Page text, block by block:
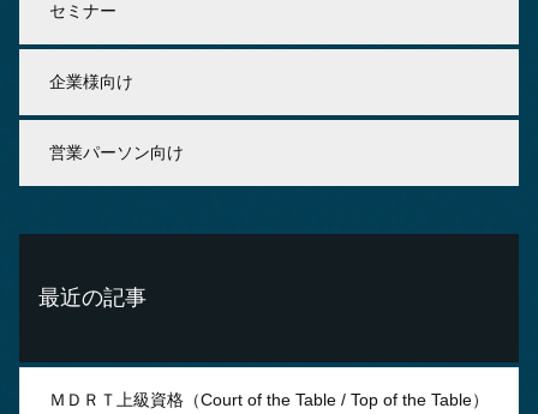
セミナー
企業様向け
営業パーソン向け
最近の記事
ＭＤＲＴ上級資格（Court of the Table / Top of the Table）